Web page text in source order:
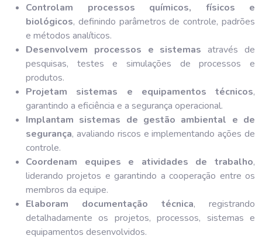
Controlam processos químicos, físicos e
biológicos, definindo parâmetros de controle, padrões
e métodos analíticos.
Desenvolvem processos e sistemas através de
pesquisas, testes e simulações de processos e
produtos.
Projetam sistemas e equipamentos técnicos,
garantindo a eficiência e a segurança operacional.
Implantam sistemas de gestão ambiental e de
segurança, avaliando riscos e implementando ações de
controle.
Coordenam equipes e atividades de trabalho,
liderando projetos e garantindo a cooperação entre os
membros da equipe.
Elaboram documentação técnica, registrando
detalhadamente os projetos, processos, sistemas e
equipamentos desenvolvidos.